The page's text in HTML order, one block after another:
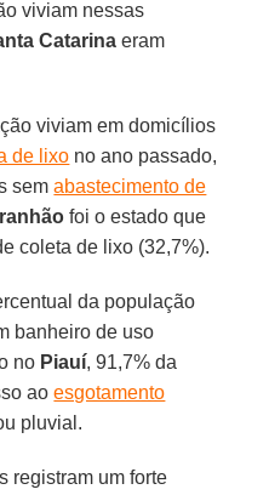
viviam nessas
Catarina eram
viviam em domicílios
de lixo no ano passado,
semabastecimento de
foi o estado que
coleta de lixo (32,7%).
da população
banheiro de uso
no Piauí, 91,7% da
aoesgotamento
pluvial.
registram um forte